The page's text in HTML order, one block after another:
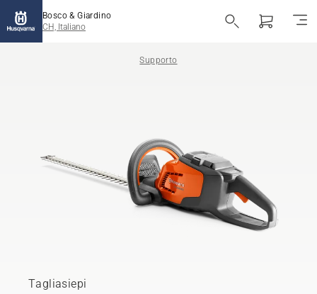
Bosco & Giardino
CH, Italiano
Supporto
Tagliasiepi